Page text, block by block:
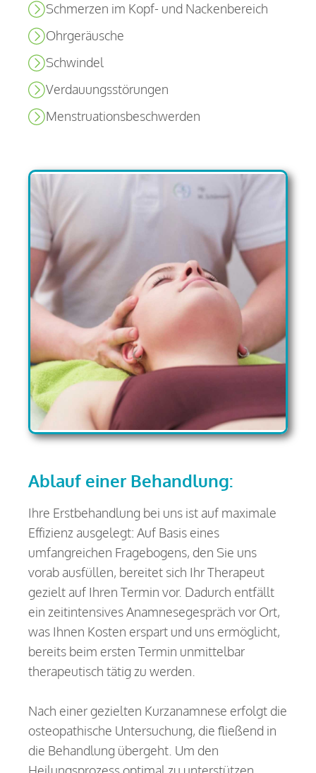
Schmerzen im Kopf- und Nackenbereich
Ohrgeräusche
Schwindel
Verdauungsstörungen
Menstruationsbeschwerden
Ablauf einer Behandlung:
Ihre Erstbehandlung bei uns ist auf maximale
Effizienz ausgelegt: Auf Basis eines
umfangreichen Fragebogens, den Sie uns
vorab ausfüllen, bereitet sich Ihr Therapeut
gezielt auf Ihren Termin vor. Dadurch entfällt
ein zeitintensives Anamnesegespräch vor Ort,
was Ihnen Kosten erspart und uns ermöglicht,
bereits beim ersten Termin unmittelbar
therapeutisch tätig zu werden.
Nach einer gezielten Kurzanamnese erfolgt die
osteopathische Untersuchung, die fließend in
die Behandlung übergeht. Um den
Heilungsprozess optimal zu unterstützen,